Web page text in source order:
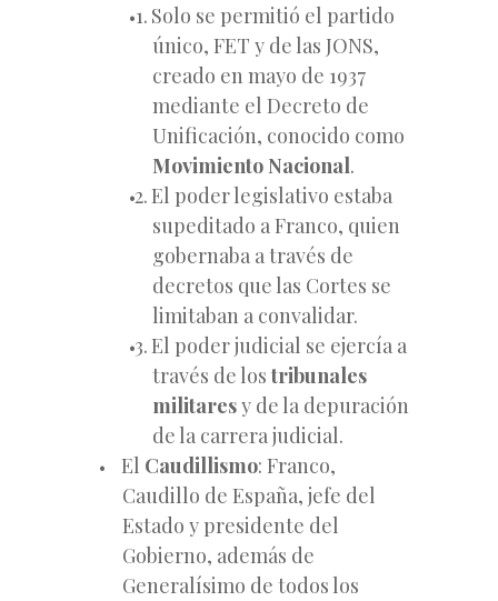
Solo se permitió el partido
único, FET y de las JONS,
creado en mayo de 1937
mediante el Decreto de
Unificación, conocido como
Movimiento Nacional.
El poder legislativo estaba
supeditado a Franco, quien
gobernaba a través de
decretos que las Cortes se
limitaban a convalidar.
El poder judicial se ejercía a
través de lostribunales
militaresy de la depuración
de la carrera judicial.
El Caudillismo: Franco,
Caudillo de España, jefe del
Estado y presidente del
Gobierno, además de
Generalísimo de todos los